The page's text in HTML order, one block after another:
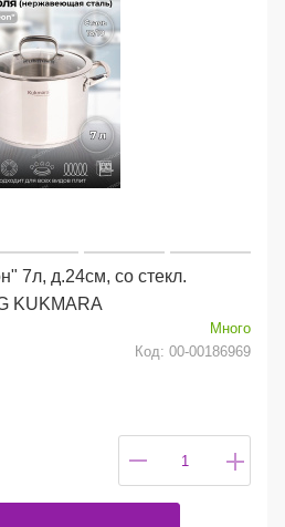
7л, д.24см, со стекл.
KUKMARA
Много
Код: 00-00186969